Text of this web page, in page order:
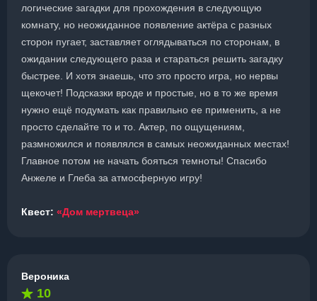
логические загадки для прохождения в следующую
комнату, но неожиданное появление актёра с разных
сторон пугает, заставляет оглядываться по сторонам, в
ожидании следующего раза и стараться решить загадку
быстрее. И хотя знаешь, что это просто игра, но нервы
щекочет! Подсказки вроде и простые, но в то же время
нужно ещё подумать как правильно ее применить, а не
просто сделайте то и то. Актер, по ощущениям,
размножился и появлялся в самых неожиданных местах!
Главное потом не начать бояться темноты! Спасибо
Анжеле и Глеба за атмосферную игру!
Квест: «Дом мертвеца»
Вероника
10